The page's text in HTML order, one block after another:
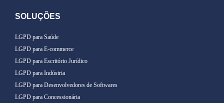
SOLUÇÕES
LGPD para Saúde
LGPD para E-commerce
LGPD para Escritório Jurídico
LGPD para Indústria
LGPD para Desenvolvedores de Softwares
LGPD para Concessionária